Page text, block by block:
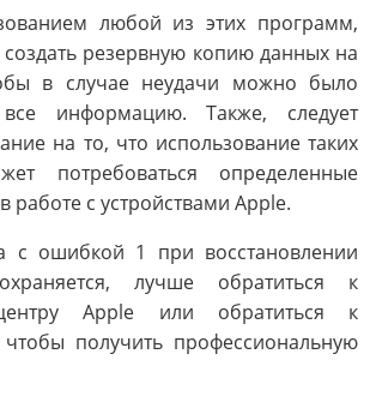
любой из этих программ,
создать резервную копию данных на
в случае неудачи можно было
все информацию. Также, следует
на то, что использование таких
потребоваться определенные
работе с устройствами Apple.
с ошибкой 1 при восстановлении
лучше обратиться к
Apple или обратиться к
чтобы получить профессиональную